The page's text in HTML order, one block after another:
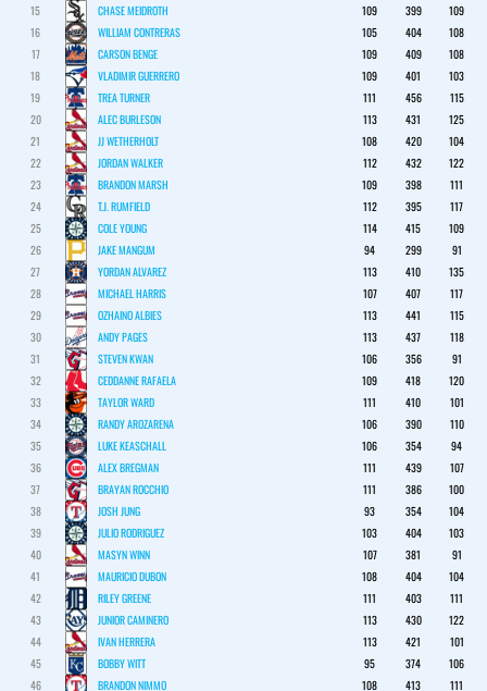
15
CHASE MEIDROTH 109 399
109
16
WILLIAM CONTRERAS 105 404
108
17
CARSON BENGE 109 409
108
18
VLADIMIR GUERRERO 109 401
103
19
TREA TURNER 111 456
115
20
ALEC BURLESON 113 431
125
21
JJ WETHERHOLT 108 420
104
22
JORDAN WALKER 112 432
122
23
BRANDON MARSH 109 398
111
24
T.J. RUMFIELD 112 395
117
25
COLE YOUNG 114 415
109
26
JAKE MANGUM 94 299
91
27
YORDAN ALVAREZ 113 410
135
28
MICHAEL HARRIS 107 407
117
29
OZHAINO ALBIES 113 441
115
30
ANDY PAGES 113 437
118
31
STEVEN KWAN 106 356
91
32
CEDDANNE RAFAELA 109 418
120
33
TAYLOR WARD 111 410
101
34
RANDY AROZARENA 106 390
110
35
LUKE KEASCHALL 106 354
94
36
ALEX BREGMAN 111 439
107
37
BRAYAN ROCCHIO 111 386
100
38
JOSH JUNG 93 354
104
39
JULIO RODRIGUEZ 103 404
103
40
MASYN WINN 107 381
91
41
MAURICIO DUBON 108 404
104
42
RILEY GREENE 111 403
111
43
JUNIOR CAMINERO 113 430
122
44
IVAN HERRERA 113 421
101
45
BOBBY WITT 95 374
106
46
BRANDON NIMMO 108 413
111